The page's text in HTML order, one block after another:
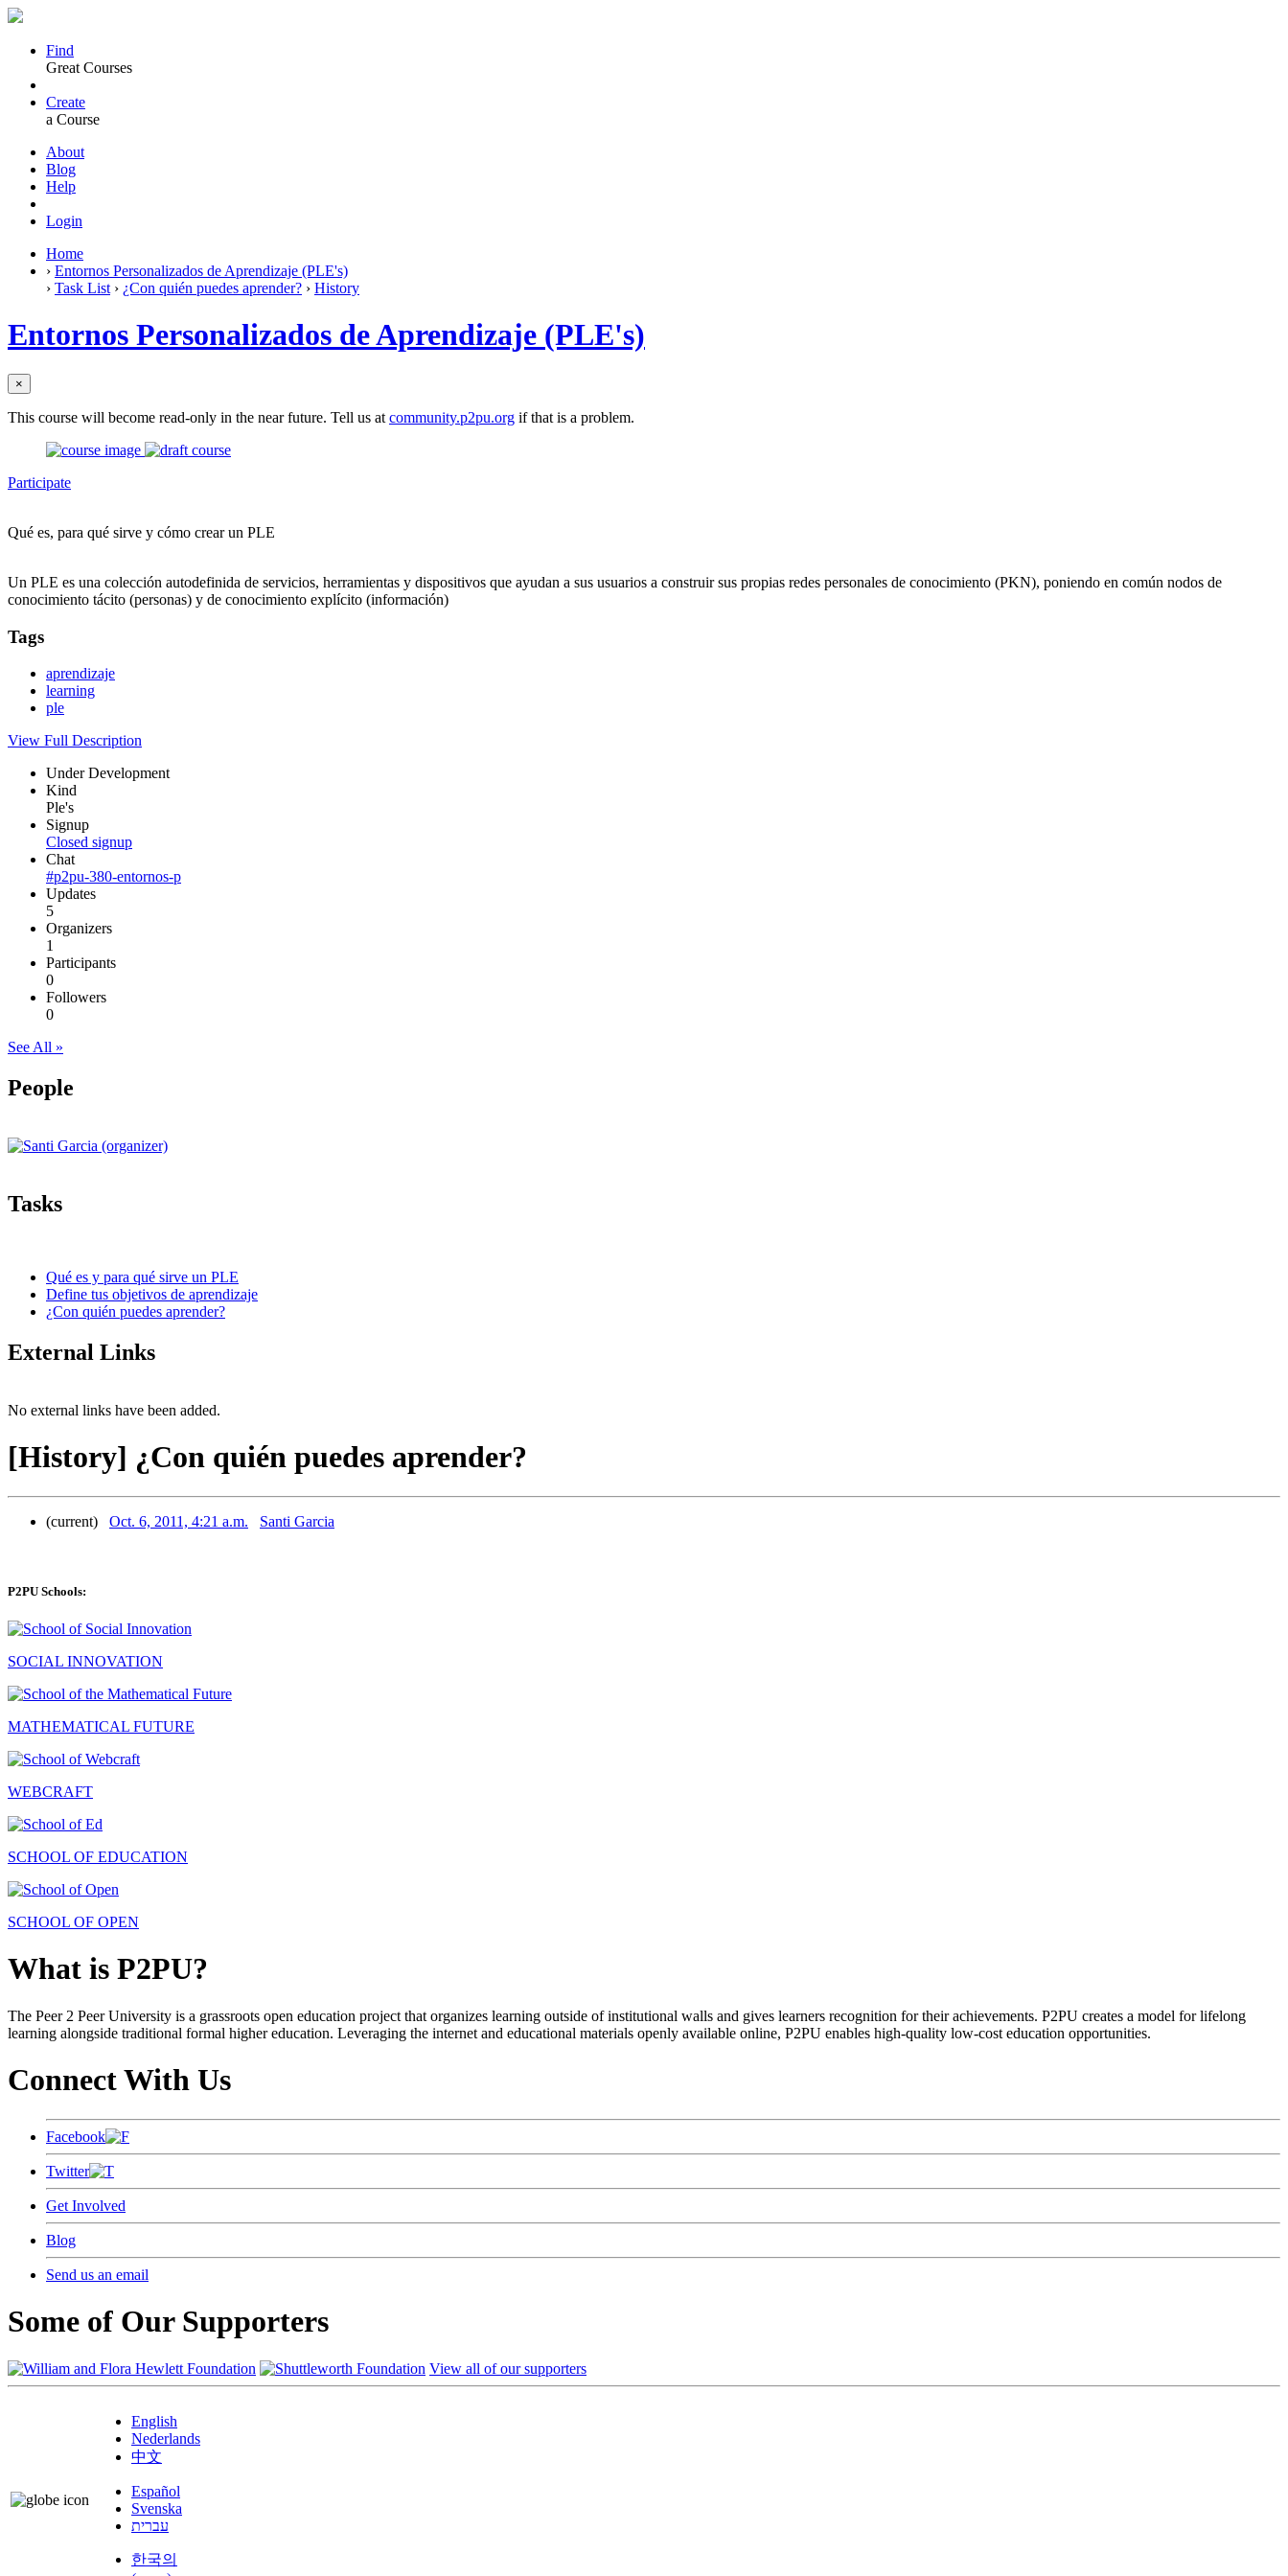
Find
Great Courses
Create
a Course
About
Blog
Help
Login
Home
› Entornos Personalizados de Aprendizaje (PLE's)
› Task List › ¿Con quién puedes aprender? › History
Entornos Personalizados de Aprendizaje (PLE's)
×
This course will become read-only in the near future. Tell us at community.p2pu.org if that is a problem.
Participate
Qué es, para qué sirve y cómo crear un PLE
Un PLE es una colección autodefinida de servicios, herramientas y dispositivos que ayudan a sus usuarios a construir sus propias redes personales de conocimiento (PKN), poniendo en común nodos de
conocimiento tácito (personas) y de conocimiento explícito (información)
Tags
aprendizaje
learning
ple
View Full Description
Under Development
Kind
Ple's
Signup
Closed signup
Chat
#p2pu-380-entornos-p
Updates
5
Organizers
1
Participants
0
Followers
0
See All »
People
Tasks
Qué es y para qué sirve un PLE
Define tus objetivos de aprendizaje
¿Con quién puedes aprender?
External Links
No external links have been added.
[History] ¿Con quién puedes aprender?
(current) Oct. 6, 2011, 4:21 a.m. Santi Garcia
P2PU Schools:
SOCIAL INNOVATION
MATHEMATICAL FUTURE
WEBCRAFT
SCHOOL OF EDUCATION
SCHOOL OF OPEN
What is P2PU?
The Peer 2 Peer University is a grassroots open education project that organizes learning outside of institutional walls and gives learners recognition for their achievements. P2PU creates a model for lifelong
learning alongside traditional formal higher education. Leveraging the internet and educational materials openly available online, P2PU enables high-quality low-cost education opportunities.
Connect With Us
Facebook
Twitter
Get Involved
Blog
Send us an email
Some of Our Supporters
View all of our supporters
English
Nederlands
中文
Español
Svenska
עברית
한국의